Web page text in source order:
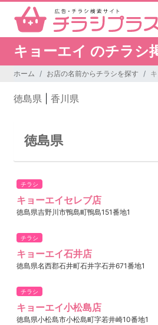
キョーエイ のチラシ
ホーム お店の名前からチラシを探す
徳島県 香川県
徳島県
チラシ
キョーエイセレブ店
徳島県吉野川市鴨島町鴨島151番地1
チラシ
キョーエイ石井店
徳島県名西郡石井町石井字石井671番地1
チラシ
キョーエイ小松島店
徳島県小松島市小松島町字若井崎10番地1